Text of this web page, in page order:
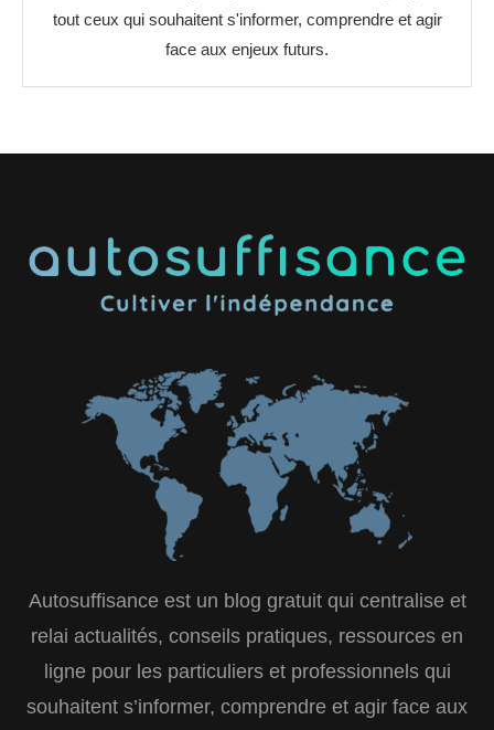
tout ceux qui souhaitent s'informer, comprendre et agir
face aux enjeux futurs.
Autosuffisance est un blog gratuit qui centralise et
relai actualités, conseils pratiques, ressources en
ligne pour les particuliers et professionnels qui
souhaitent s’informer, comprendre et agir face aux